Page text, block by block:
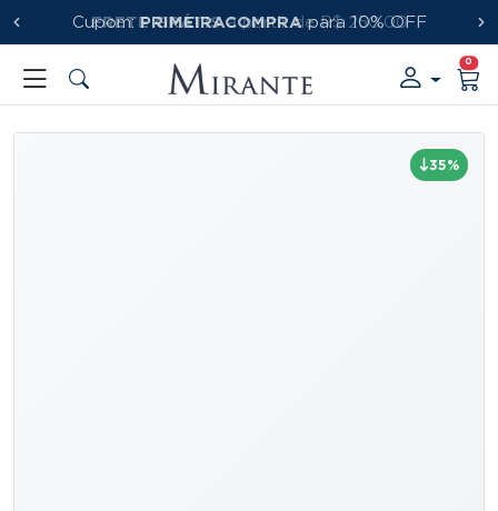
PRIMEIRACOMPRA
FRETE GRÁTISa partir de R$ 250,00
0
35%